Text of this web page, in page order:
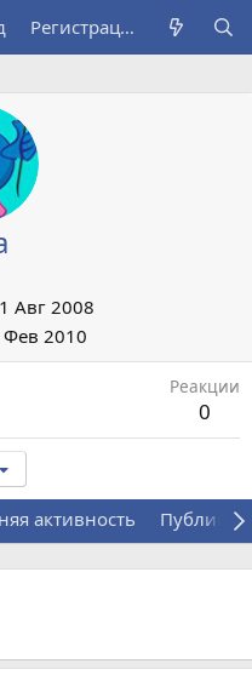
Регистрация
Авг 2008
Фев 2010
Реакции
0
активность